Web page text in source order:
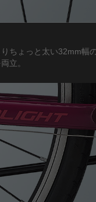
ちょっと太い32mm幅
立。